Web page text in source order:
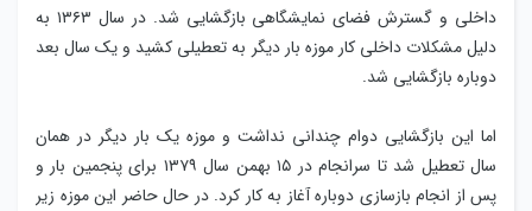
داخلی و گسترش فضای نمایشگاهی بازگشایی شد. در سال ۱۳۶۳ به
دلیل مشکلات داخلی کار موزه بار دیگر به تعطیلی کشید و یک سال بعد
دوباره بازگشایی شد.
اما این بازگشایی دوام چندانی نداشت و موزه یک بار دیگر در همان
سال تعطیل شد تا سرانجام در ۱۵ بهمن سال ۱۳۷۹ برای پنجمین بار و
پس از انجام بازسازی دوباره آغاز به کار کرد. در حال حاضر این موزه زیر